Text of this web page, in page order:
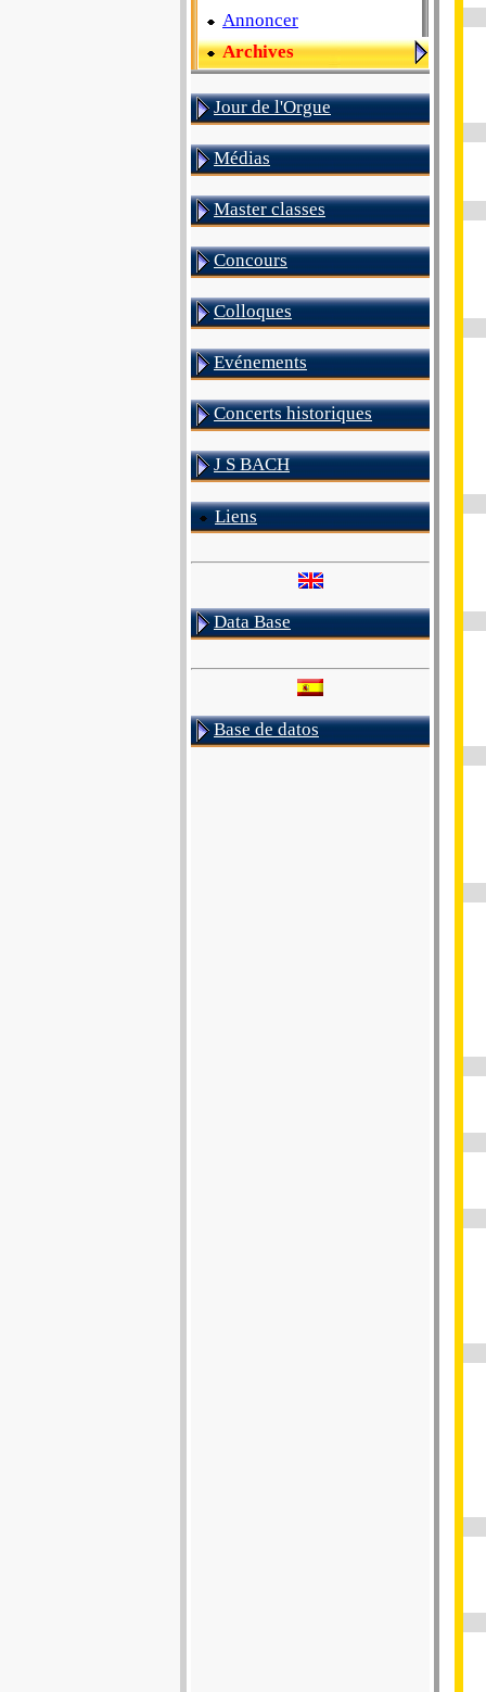
Annoncer
Archives
Jour de l'Orgue
Médias
Master classes
Concours
Colloques
Evénements
Concerts historiques
J S BACH
Liens
Data Base
Base de datos